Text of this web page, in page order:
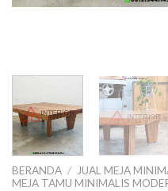
BERANDA / JUAL MEJA
MEJA TAMU MINIMALIS